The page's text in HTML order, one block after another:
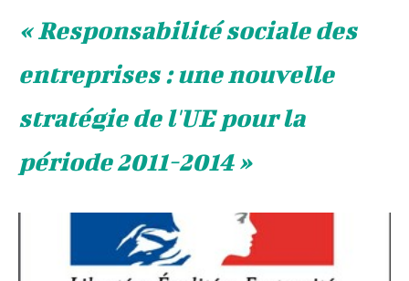
« Responsabilité sociale des
entreprises : une nouvelle
stratégie de l'UE pour la
période 2011-2014 »